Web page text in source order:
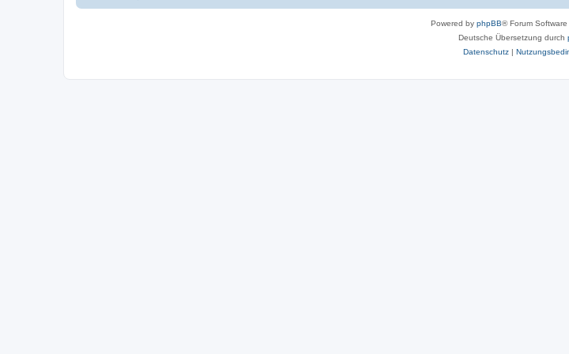
Powered by phpBB® Forum
Deutsche Übersetzung durch
Datenschutz|